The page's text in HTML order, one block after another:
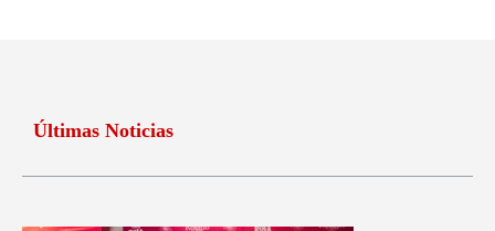
Últimas Noticias